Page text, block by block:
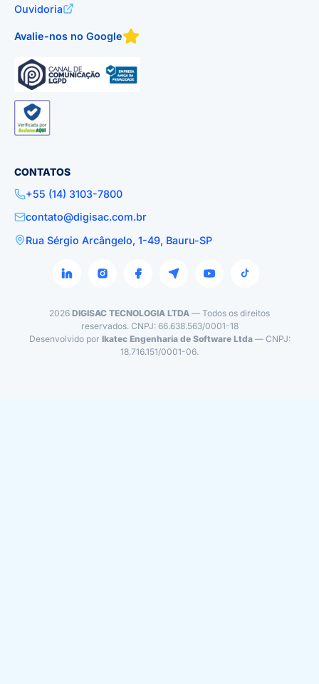
Ouvidoria
Avalie-nos no Google
CONTATOS
+55 (14) 3103-7800
contato@digisac.com.br
Rua Sérgio Arcângelo, 1-49, Bauru-SP
2026 DIGISAC TECNOLOGIA LTDA — Todos os direitos
reservados. CNPJ: 66.638.563/0001-18
Desenvolvido por Ikatec Engenharia de Software Ltda— CNPJ:
18.716.151/0001-06.